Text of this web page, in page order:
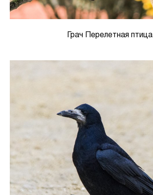
Грач Перелетная птица